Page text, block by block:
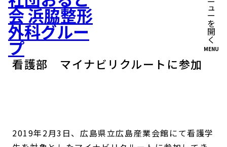
MENU
看護部 マイナビリクルートに参加
2019年2月3日、広島県立広島産業会館にて看護学